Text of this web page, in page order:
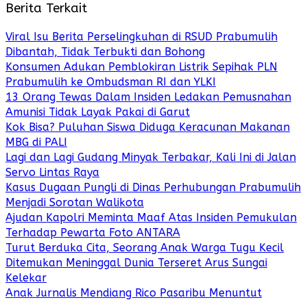
Berita Terkait
Viral Isu Berita Perselingkuhan di RSUD Prabumulih
Dibantah, Tidak Terbukti dan Bohong
Konsumen Adukan Pemblokiran Listrik Sepihak PLN
Prabumulih ke Ombudsman RI dan YLKI
13 Orang Tewas Dalam Insiden Ledakan Pemusnahan
Amunisi Tidak Layak Pakai di Garut
Kok Bisa? Puluhan Siswa Diduga Keracunan Makanan
MBG di PALI
Lagi dan Lagi Gudang Minyak Terbakar, Kali Ini di Jalan
Servo Lintas Raya
Kasus Dugaan Pungli di Dinas Perhubungan Prabumulih
Menjadi Sorotan Walikota
Ajudan Kapolri Meminta Maaf Atas Insiden Pemukulan
Terhadap Pewarta Foto ANTARA
Turut Berduka Cita, Seorang Anak Warga Tugu Kecil
Ditemukan Meninggal Dunia Terseret Arus Sungai
Kelekar
Anak Jurnalis Mendiang Rico Pasaribu Menuntut